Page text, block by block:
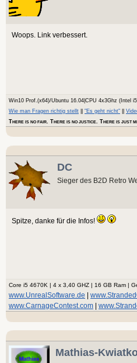
Woops. Link verbessert.
Win10 Prof.(x64)/Ubuntu 16.04|CPU 4x3Ghz (Intel
Wie man Fragen richtig stellt
"Es geht nicht"
THERE IS NO FAIR . THERE IS NO JUSTICE . THERE IS JUST
DC
Sieger des B2D Retro
Spitze, danke für die Infos!
Core i5 4670K | 4 x 3,40 GHZ | 16 GB Ram |
www.UnrealSoftware.de
www.CarnageContest.com
Mathias-